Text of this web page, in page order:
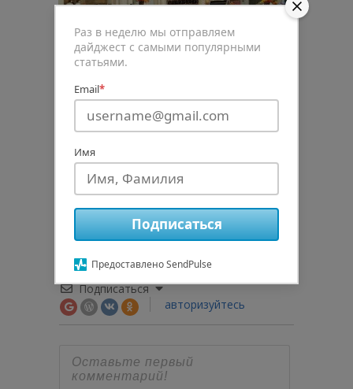
0
Подписаться
авторизуйтесь
Раз в неделю мы отправляем
дайджест с самыми популярными
статьями.
Email*
Имя
Подписаться
Предоставлено SendPulse